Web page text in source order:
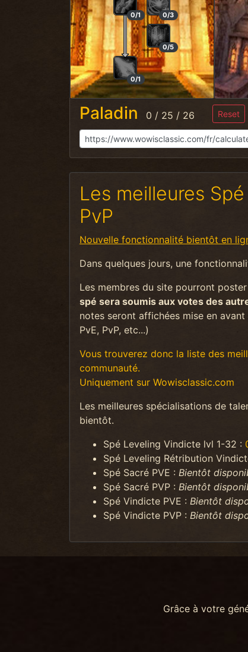
0/1 0/3
0/5
0/1
Paladin 0 / 25 / 26 Reset
Les meilleures
PvP
Nouvelle fonctionnalité bientôt en
Dans quelques jours, une
Les membres du site pourront
spé sera soumis aux votes des
notes seront affichées mise en
PvE, PvP, etc...)
Vous trouverez donc la liste des
communauté.
Uniquement sur Wowisclassic.com
Les meilleures spécialisations de
bientôt.
Spé Leveling Vindicte lvl 1-32 :
Spé Leveling Rétribution
Spé Sacré PVE : Bientôt
Spé Sacré PVP : Bientôt
Spé Vindicte PVE : Bientôt
Spé Vindicte PVP : Bientôt
Grâce à votre